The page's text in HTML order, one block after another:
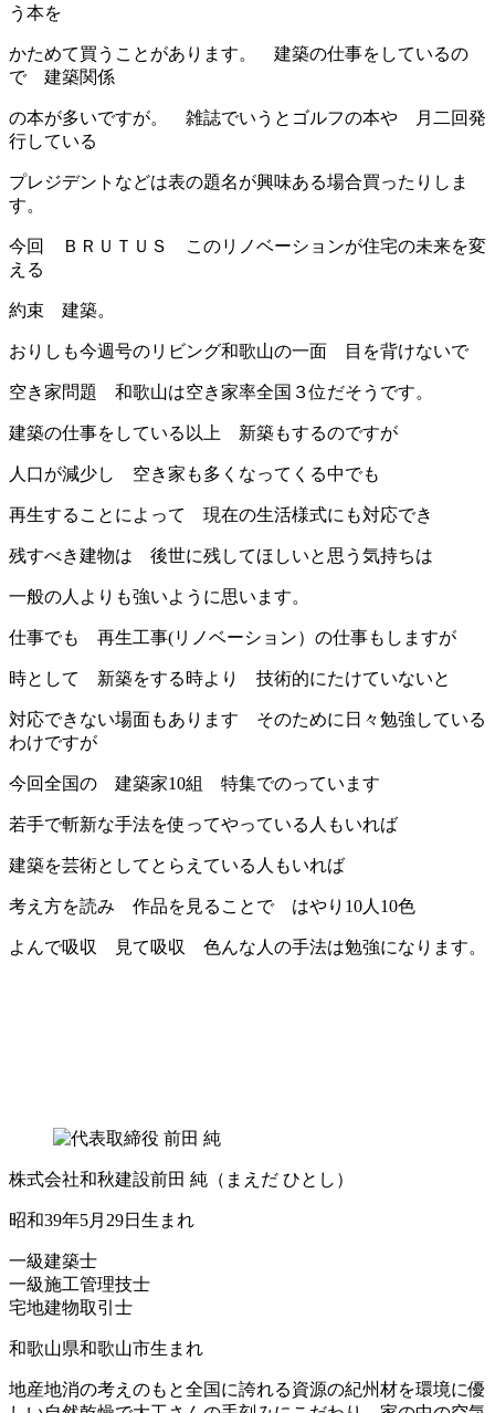
う本を
かためて買うことがあります。 建築の仕事をしているの
で 建築関係
の本が多いですが。 雑誌でいうとゴルフの本や 月二回発
行している
プレジデントなどは表の題名が興味ある場合買ったりしま
す。
今回 ＢＲＵＴＵＳ このリノベーションが住宅の未来を変
える
約束 建築。
おりしも今週号のリビング和歌山の一面 目を背けないで
空き家問題 和歌山は空き家率全国３位だそうです。
建築の仕事をしている以上 新築もするのですが
人口が減少し 空き家も多くなってくる中でも
再生することによって 現在の生活様式にも対応でき
残すべき建物は 後世に残してほしいと思う気持ちは
一般の人よりも強いように思います。
仕事でも 再生工事(リノベーション）の仕事もしますが
時として 新築をする時より 技術的にたけていないと
対応できない場面もあります そのために日々勉強している
わけですが
今回全国の 建築家10組 特集でのっています
若手で斬新な手法を使ってやっている人もいれば
建築を芸術としてとらえている人もいれば
考え方を読み 作品を見ることで はやり10人10色
よんで吸収 見て吸収 色んな人の手法は勉強になります。
株式会社和秋建設前田 純 （まえだ ひとし）
昭和39年5月29日生まれ
一級建築士
一級施工管理技士
宅地建物取引士
和歌山県和歌山市生まれ
地産地消の考えのもと全国に誇れる資源の紀州材を環境に優